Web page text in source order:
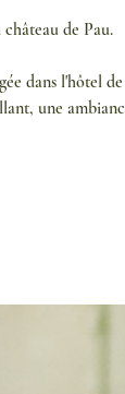
de Pau.
dans l'hôtel
une